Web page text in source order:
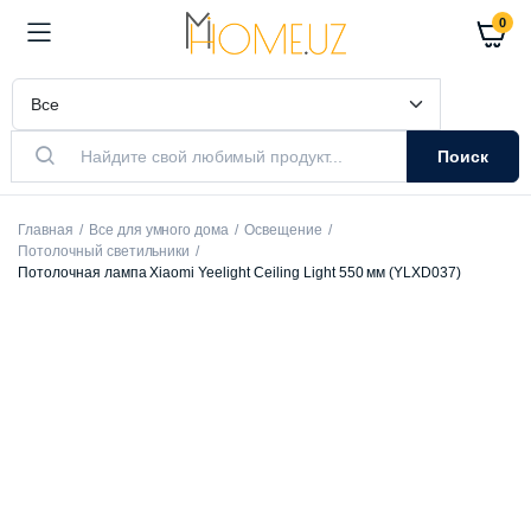
0
Поиск
Главная Все для умного дома
Освещение
Потолочный светильники
Потолочная лампа Xiaomi Yeelight Ceiling Light 550 мм (YLXD037)